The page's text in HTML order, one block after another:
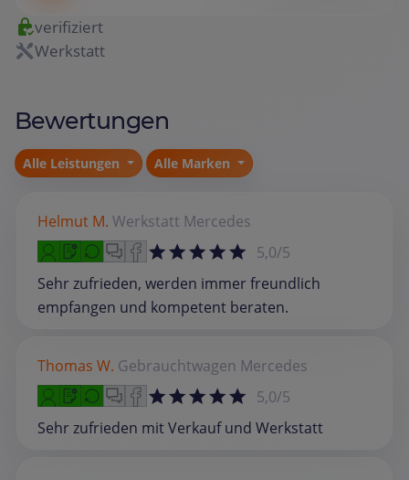
verifiziert
Werkstatt
Bewertungen
Alle Leistungen Alle Marken
Helmut M. Werkstatt Mercedes
5,0/5
Sehr zufrieden, werden immer freundlich
empfangen und kompetent beraten.
Thomas W. Gebrauchtwagen Mercedes
5,0/5
Sehr zufrieden mit Verkauf und Werkstatt